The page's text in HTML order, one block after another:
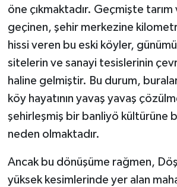
öne çıkmaktadır. Geçmişte tarım
geçinen, şehir merkezine
hissi veren bu eski köyler,
sitelerin ve sanayi tesislerinin
haline gelmiştir. Bu durum,
köy hayatının yavaş yavaş
şehirleşmiş bir banliyö kültürüne
neden olmaktadır.
Ancak bu dönüşüme rağmen,
yüksek kesimlerinde yer alan